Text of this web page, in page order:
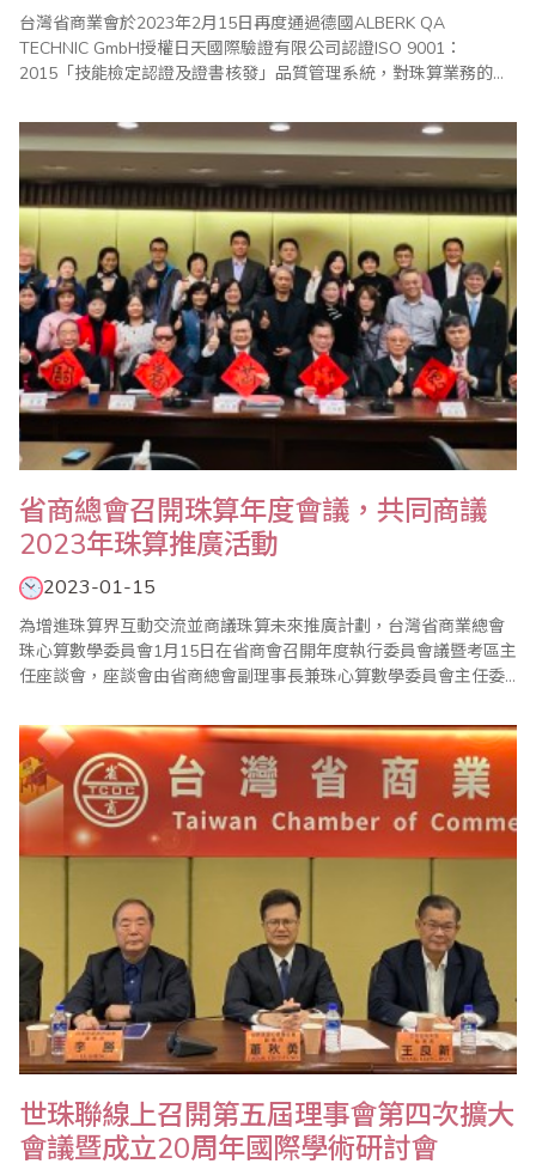
台灣省商業會於2023年2月15日再度通過德國ALBERK QA
TECHNIC GmbH授權日天國際驗證有限公司認證ISO 9001：
2015「技能檢定認證及證書核發」品質管理系統，對珠算業務的服
珠算檢定業務獲得ISO品質管理認證，除秉持親切有效率的服務之
外，也強化內部工作架構，陸續獲得台灣、美國、加拿大、英國、
澳洲、日本、新..
省商總會召開珠算年度會議，共同商議
2023年珠算推廣活動
2023-01-15
為增進珠算界互動交流並商議珠算未來推廣計劃，台灣省商業總會
珠心算數學委員會1月15日在省商會召開年度執行委員會議暨考區主
任座談會，座談會由省商總會副理事長兼珠心算數學委員會主任委
省商總會的大力支持與協助，才能讓省商總會的珠算推廣工作穩定
發展，也隨著疫情好轉逐漸恢復，去年8月也順利舉辦慶祝世界珠算
日大會，同時邀請到國外專家學者線上分享..
世珠聯線上召開第五屆理事會第四次擴大
會議暨成立20周年國際學術研討會